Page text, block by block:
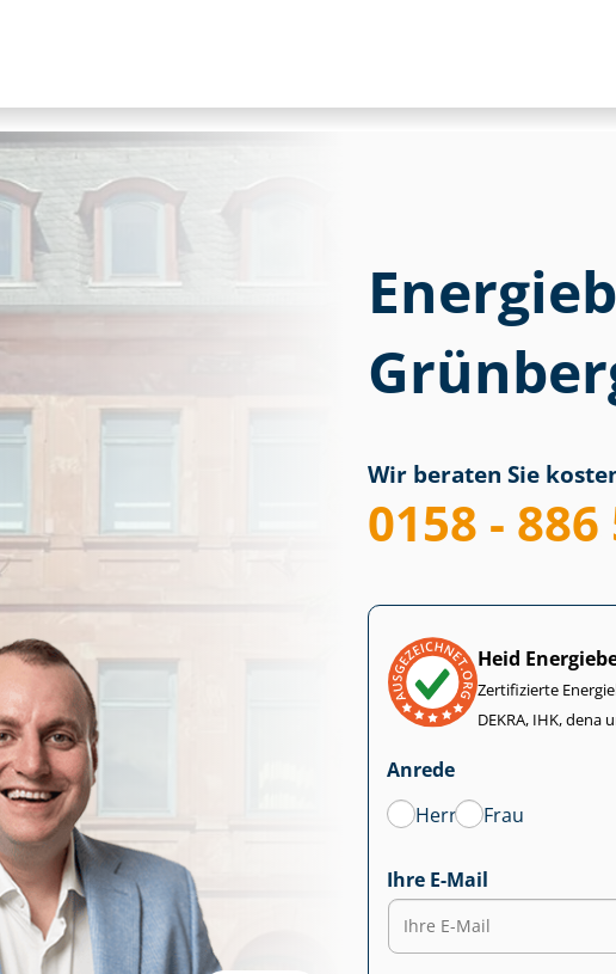
Wir beraten Sie
0158 - 886
Heid
Zertifizierte
DEKRA, IHK, dena
Anrede
Herr
Frau
Ihre E-Mail